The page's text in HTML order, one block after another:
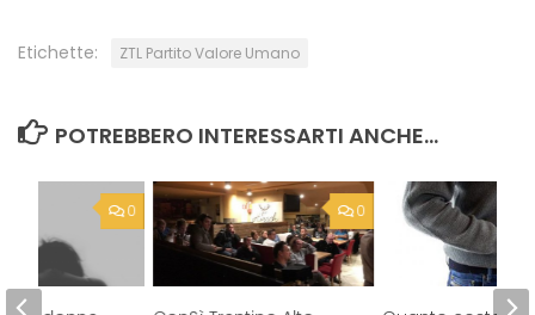
Etichette: ZTL Partito Valore Umano
POTREBBERO INTERESSARTI ANCHE...
0
0